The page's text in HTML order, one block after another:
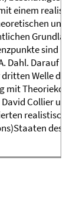
einem
sind
Dahl. Darauf
Welle
mit
Collier
des